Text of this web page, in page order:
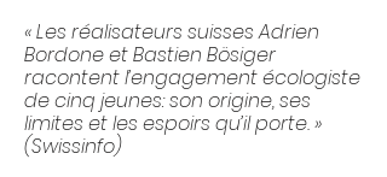
« Les réalisateurs suisses Adrien
Bordone et Bastien Bösiger
racontent l’engagement écologiste
de cinq jeunes: son origine, ses
limites et les espoirs qu’il porte. »
(Swissinfo)